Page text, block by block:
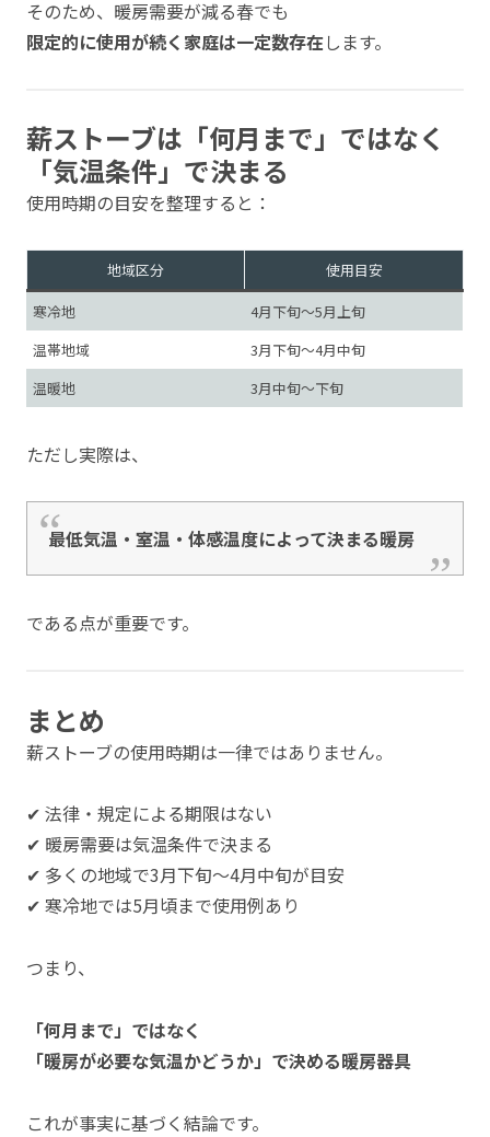
そのため、暖房需要が減る春でも
限定的に使用が続く家庭は一定数存在します。
薪ストーブは「何月まで」ではなく
「気温条件」で決まる
使用時期の目安を整理すると：
地域区分
使用目安
寒冷地
4月下旬〜5月上旬
温帯地域
3月下旬〜4月中旬
温暖地
3月中旬〜下旬
ただし実際は、
最低気温・室温・体感温度によって決まる暖房
である点が重要です。
まとめ
薪ストーブの使用時期は一律ではありません。
✔ 法律・規定による期限はない
✔ 暖房需要は気温条件で決まる
✔ 多くの地域で3月下旬〜4月中旬が目安
✔ 寒冷地では5月頃まで使用例あり
つまり、
「何月まで」ではなく
「暖房が必要な気温かどうか」で決める暖房器具
これが事実に基づく結論です。